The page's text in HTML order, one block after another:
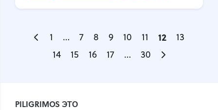
1 … 7 8 9 10 11 12
13
14
15 16 17 … 30
PILIGRIMOS ЭТО